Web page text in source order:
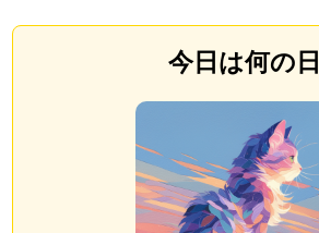
今日は何の日